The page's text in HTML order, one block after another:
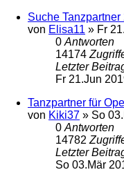
Suche Tanzpartner
von Elisa11 » Fr
0 Antworten
14174
Letzter
Fr 21.Jun
Tanzpartner für
von Kiki37 » So
0 Antworten
14782
Letzter
So 03.Mär